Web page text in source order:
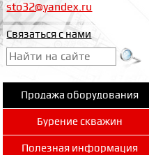
sto32@yandex.ru
Связаться с нами
Продажа оборудования
Бурение скважин
Полезная информация